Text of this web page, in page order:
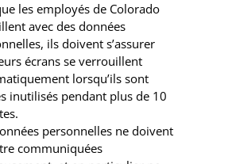
les employés de Colorado
avec des données
ils doivent s’assurer
écrans se verrouillent
lorsqu’ils sont
inutilisés pendant plus de 10
personnelles ne doivent
communiquées